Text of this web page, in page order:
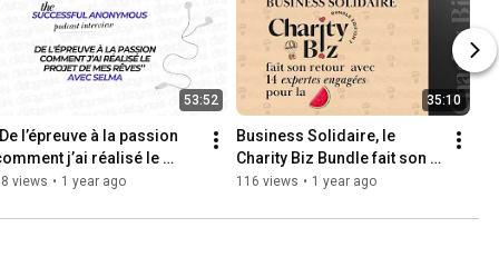
53:52
l’épreuve à la passion
j’ai réalisé le
de mes rêves” Selma
views • 1 year ago
35:10
Business Solidaire, le
Charity Biz Bundle fait son
retour avec 14 expertes
116 views • 1 year ago